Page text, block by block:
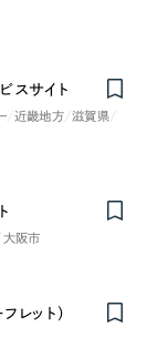
スサイト
近畿地方
滋賀県
大阪市
レット）